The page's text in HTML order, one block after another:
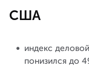
США
индекс
понизился до